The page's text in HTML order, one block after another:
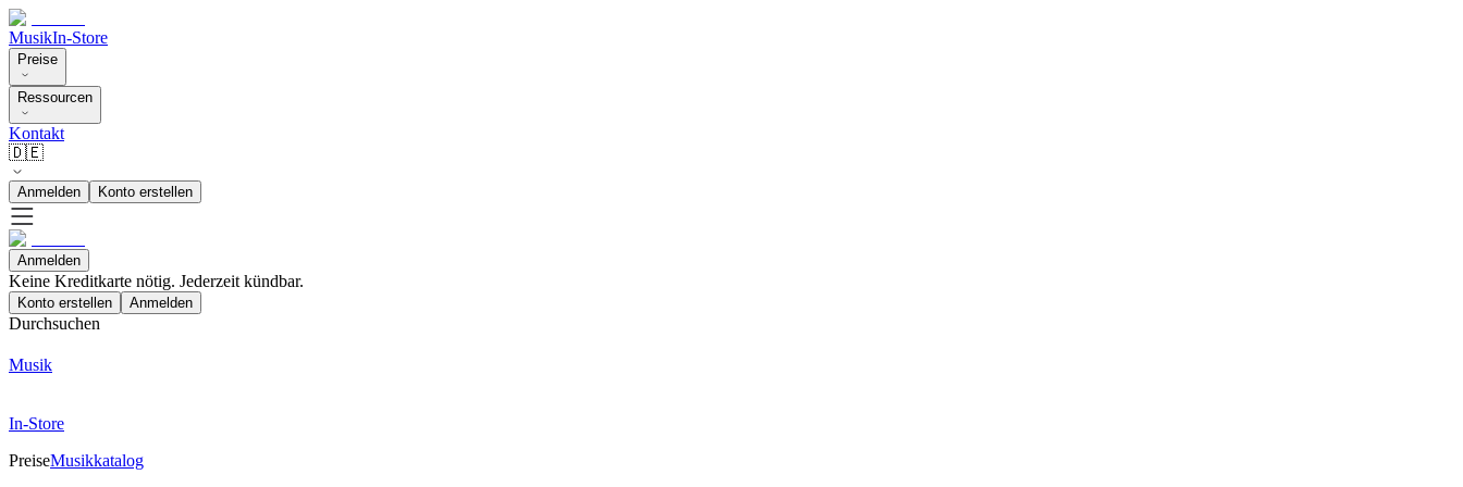
MusikIn-Store
Preise
Ressourcen
Kontakt
🇩🇪
Anmelden Konto erstellen
Anmelden
Keine Kreditkarte nötig. Jederzeit kündbar.
Konto erstellen Anmelden
Durchsuchen
Musik
In-Store
PreiseMusikkatalog